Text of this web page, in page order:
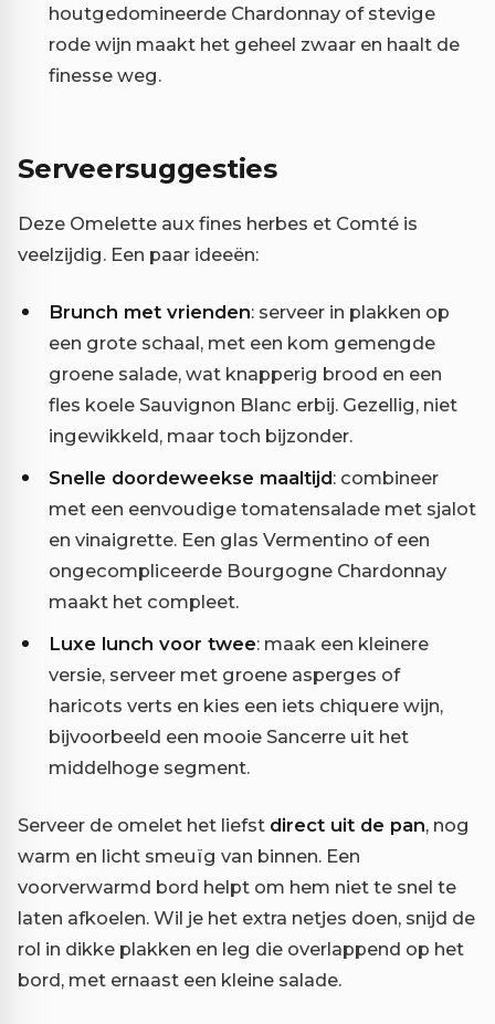
houtgedomineerde Chardonnay of stevige
rode wijn maakt het geheel zwaar en haalt de
finesse weg.
Serveersuggesties
Deze Omelette aux fines herbes et Comté is
veelzijdig. Een paar ideeën:
Brunch met vrienden: serveer in plakken op
een grote schaal, met een kom gemengde
groene salade, wat knapperig brood en een
fles koele Sauvignon Blanc erbij. Gezellig, niet
ingewikkeld, maar toch bijzonder.
Snelle doordeweekse maaltijd: combineer
met een eenvoudige tomatensalade met sjalot
en vinaigrette. Een glas Vermentino of een
ongecompliceerde Bourgogne Chardonnay
maakt het compleet.
Luxe lunch voor twee: maak een kleinere
versie, serveer met groene asperges of
haricots verts en kies een iets chiquere wijn,
bijvoorbeeld een mooie Sancerre uit het
middelhoge segment.
Serveer de omelet het liefst direct uit de pan, nog
warm en licht smeuïg van binnen. Een
voorverwarmd bord helpt om hem niet te snel te
laten afkoelen. Wil je het extra netjes doen, snijd de
rol in dikke plakken en leg die overlappend op het
bord, met ernaast een kleine salade.